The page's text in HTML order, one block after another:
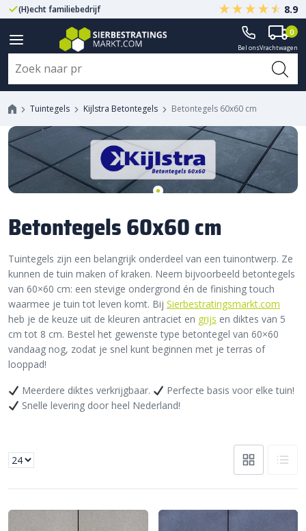
(H)echt familiebedrijf Gegarandeerd A-kwaliteit
8.9
Bel onsVrachtwagen
0
Tuintegels Kijlstra Betontegels Betontegels 60x60 cm
Betontegels 60x60 cm
Tuintegels zijn een belangrijk onderdeel van een tuinontwerp. Ze
kunnen de tuin maken of kraken. Neem bijvoorbeeld betontegels
van 60×60 cm: een stevige ondergrond én de finishing touch
waarmee je tuin tot leven komt. Bij Sierbestratingsmarkt.com
heb je de keuze uit de kleuren antraciet en grijs en diktes van 5
cm tot 8 cm. Bestel het gewenste type betontegel van 60×60
vandaag nog, zodat je snel kunt beginnen met je terras of
looppad!
Meerdere diktes verkrijgbaar.
Perfecte basis voor elke tuin!
Snelle levering door heel Nederland!